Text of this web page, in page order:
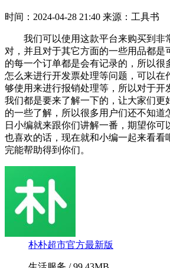
时间：2024-04-28 21:40 来源：工具书
我们可以使用这款平台来购买到非
对，并且对于其它方面的一些用品都是
的每一个订单都是会有记录的，所以很
怎么来进行开发票处理等问题，可以在
够使用来进行报销处理等，所以对于开
我们都是要来了解一下的，让大家们更
的一些了解，所以很多用户们还不知道
日小编就来跟你们讲解一番，期望你可
也喜欢的话，现在就和小编一起来看看
完能帮助得到你们。
朴朴超市官方最新版